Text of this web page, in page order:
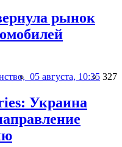
рынок
05 августа, 10:35 327
Украина